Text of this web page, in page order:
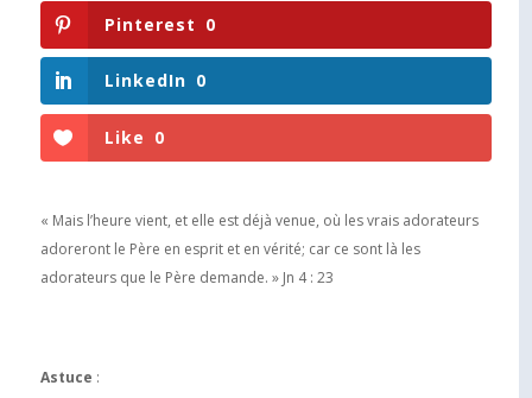
Pinterest 0
LinkedIn 0
Like 0
« Mais l’heure vient, et elle est déjà venue, où les vrais adorateurs
adoreront le Père en esprit et en vérité; car ce sont là les
adorateurs que le Père demande. » Jn 4 : 23
Astuce :